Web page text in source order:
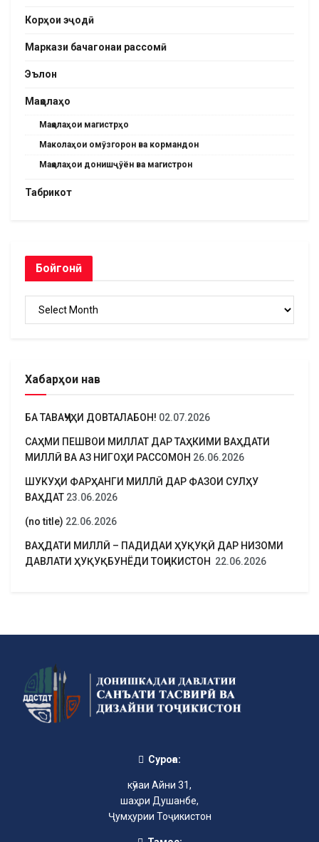
Корҳои эҷодӣ
Маркази бачагонаи рассомӣ
Эълон
Мақолаҳо
Мақолаҳои магистрҳо
Маколаҳои омӯзгорон ва кормандон
Мақолаҳои донишҷӯён ва магистрон
Табрикот
Бойгонӣ
Хабарҳои нав
БА ТАВАҶҶУҲИ ДОВТАЛАБОН! 02.07.2026
САҲМИ ПЕШВОИ МИЛЛАТ ДАР ТАҲКИМИ ВАҲДАТИ
МИЛЛӢ ВА АЗ НИГОҲИ РАССОМОН 26.06.2026
ШУКУҲИ ФАРҲАНГИ МИЛЛӢ ДАР ФАЗОИ СУЛҲУ
ВАҲДАТ 23.06.2026
(no title) 22.06.2026
ВАҲДАТИ МИЛЛӢ – ПАДИДАИ ҲУҚУҚӢ ДАР НИЗОМИ
ДАВЛАТИ ҲУҚУҚБУНЁДИ ТОҶИКИСТОН 22.06.2026
Суроға:
кӯчаи Айни 31,
шаҳри Душанбе,
Ҷумҳурии Тоҷикистон